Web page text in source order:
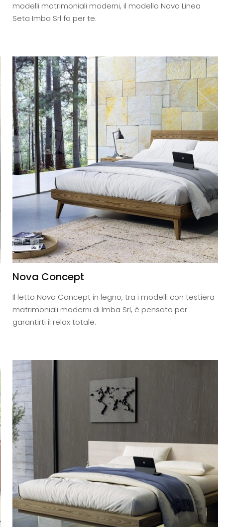
modelli matrimoniali moderni, il modello Nova Linea
Seta Imba Srl fa per te.
Nova Concept
Il letto Nova Concept in legno, tra i modelli con testiera
matrimoniali moderni di Imba Srl, è pensato per
garantirti il relax totale.